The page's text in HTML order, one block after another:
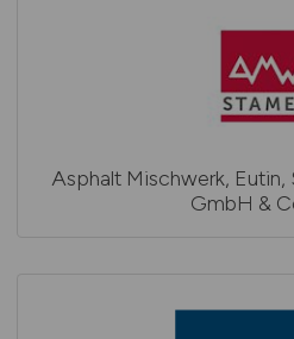
Asphalt Mischwerk,
GmbH &